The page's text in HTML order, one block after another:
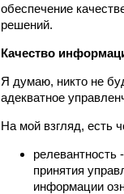
обеспечение
решений.
Качество
Я думаю, никто не
адекватное
На мой взгляд, есть
релевантность
принятия
информации